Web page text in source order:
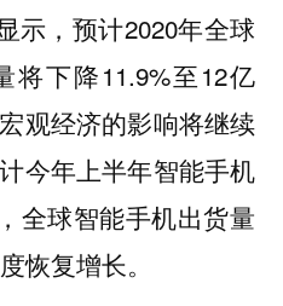
示，预计2020年全球
将下降11.9%至12亿
观经济的影响将继续
今年上半年智能手机
全球智能手机出货量
恢复增长。